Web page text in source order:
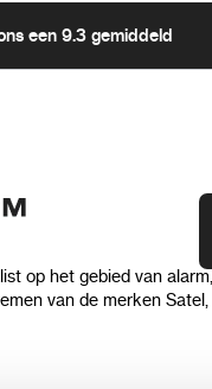
een 9.3 gemiddeld
op het gebied van alarm,
van de merken Satel,